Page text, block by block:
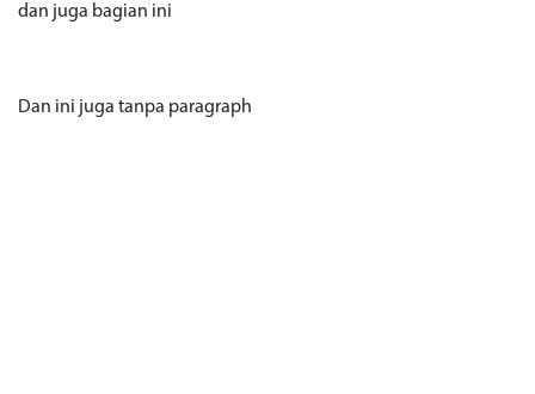
dan juga bagian ini
Dan ini juga tanpa paragraph